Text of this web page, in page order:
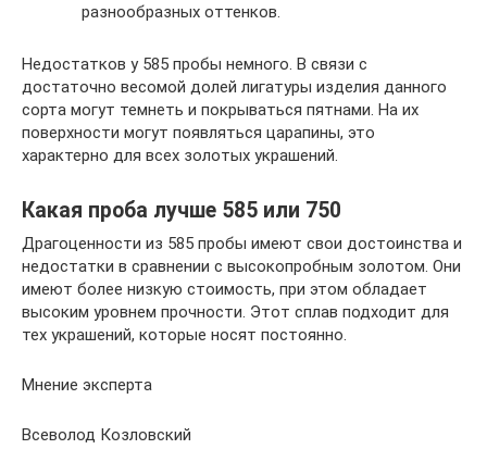
разнообразных оттенков.
Недостатков у 585 пробы немного. В связи с
достаточно весомой долей лигатуры изделия данного
сорта могут темнеть и покрываться пятнами. На их
поверхности могут появляться царапины, это
характерно для всех золотых украшений.
Какая проба лучше 585 или 750
Драгоценности из 585 пробы имеют свои достоинства и
недостатки в сравнении с высокопробным золотом. Они
имеют более низкую стоимость, при этом обладает
высоким уровнем прочности. Этот сплав подходит для
тех украшений, которые носят постоянно.
Мнение эксперта
Всеволод Козловский